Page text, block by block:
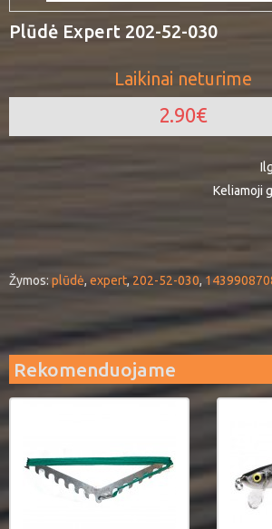
Plūdė Expert 202-52-030
Laikinai neturime
2.90€
Keliamoji
Žymos: plūdė, expert, 202-52-030,
Rekomenduojame